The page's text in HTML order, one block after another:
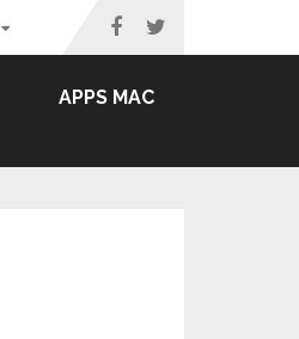
APPS MAC